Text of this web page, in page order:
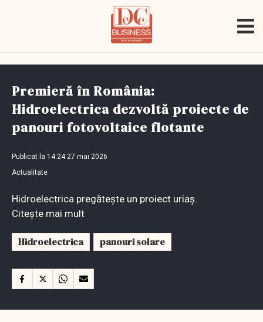
Premieră în România:
Hidroelectrica dezvoltă proiecte de
panouri fotovoltaice flotante
Publicat la 14:24 27 mai 2026
Actualitate
Hidroelectrica pregătește un proiect uriaș.
Citește mai mult
Hidroelectrica panouri solare